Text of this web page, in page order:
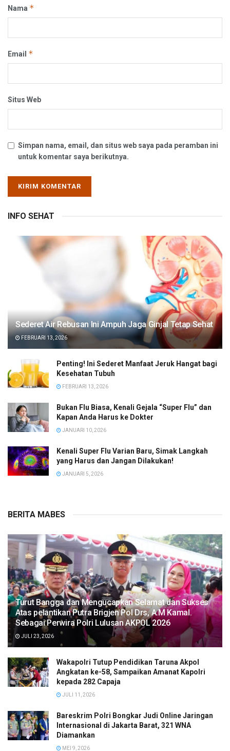
Nama *
Email *
Situs Web
Simpan nama, email, dan situs web saya pada peramban ini
untuk komentar saya berikutnya.
INFO SEHAT
Sederet Air Rebusan Ini Ampuh Jaga Ginjal Tetap Sehat
FEBRUARI 13, 2026
Penting! Ini Sederet Manfaat Jeruk Hangat bagi
Kesehatan Tubuh
FEBRUARI 13, 2026
Bukan Flu Biasa, Kenali Gejala “Super Flu” dan
Kapan Anda Harus ke Dokter
JANUARI 10, 2026
Kenali Super Flu Varian Baru, Simak Langkah
yang Harus dan Jangan Dilakukan!
JANUARI 5, 2026
BERITA MABES
Turut Bangga dan Mengucapkan Selamat dan Sukses
Atas pelantikan Putra Brigjen Pol Drs, A.M Kamal.
Sebagai Perwira Polri Lulusan AKPOL 2026
JULI 23, 2026
Wakapolri Tutup Pendidikan Taruna Akpol
Angkatan ke-58, Sampaikan Amanat Kapolri
kepada 282 Capaja
JULI 11, 2026
Bareskrim Polri Bongkar Judi Online Jaringan
Internasional di Jakarta Barat, 321 WNA
Diamankan
MEI 9, 2026